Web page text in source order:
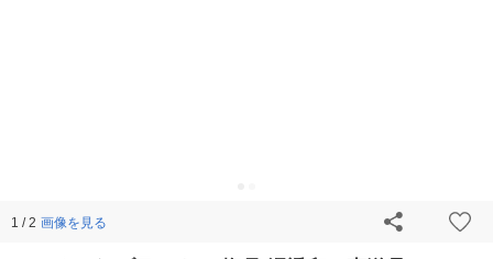
1 / 2 画像を見る